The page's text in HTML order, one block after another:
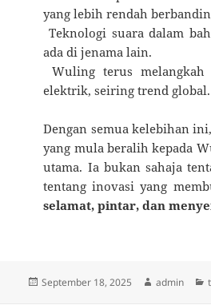
yang lebih rendah
Teknologi suara dalam
ada di jenama lain.
Wuling terus
elektrik, seiring trend global.
Dengan semua kelebihan
yang mula beralih kepada
utama. Ia bukan sahaja
tentang inovasi yang
selamat, pintar, dan
Diposkan
September 18, 2025 Penulis
admin